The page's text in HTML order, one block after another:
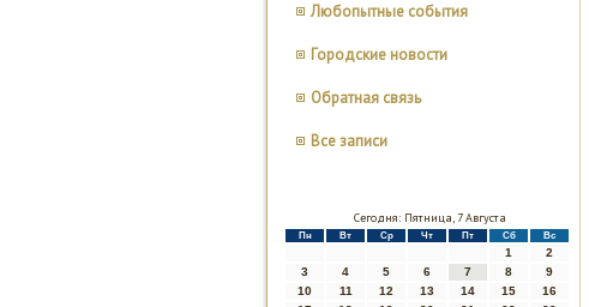
Любопытные события
Городские новости
Обратная связь
Все записи
Сегодня: Пятница, 7 Августа
Пн Вт Ср Чт Пт Сб Вс
1
2
3
4 5 6 7 8
9
10
11 12 13 14 15
16